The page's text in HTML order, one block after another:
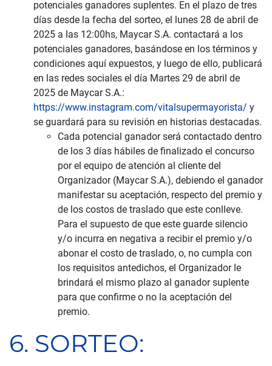
potenciales ganadores suplentes. En el plazo de tres
días desde la fecha del sorteo, el lunes 28 de abril de
2025 a las 12:00hs, Maycar S.A. contactará a los
potenciales ganadores, basándose en los términos y
condiciones aquí expuestos, y luego de ello, publicará
en las redes sociales el día Martes 29 de abril de
2025 de Maycar S.A.:
https://www.instagram.com/vitalsupermayorista/ y
se guardará para su revisión en historias destacadas.
Cada potencial ganador será contactado dentro
de los 3 días hábiles de finalizado el concurso
por el equipo de atención al cliente del
Organizador (Maycar S.A.), debiendo el ganador
manifestar su aceptación, respecto del premio y
de los costos de traslado que este conlleve.
Para el supuesto de que este guarde silencio
y/o incurra en negativa a recibir el premio y/o
abonar el costo de traslado, o, no cumpla con
los requisitos antedichos, el Organizador le
brindará el mismo plazo al ganador suplente
para que confirme o no la aceptación del
premio.
6. SORTEO: